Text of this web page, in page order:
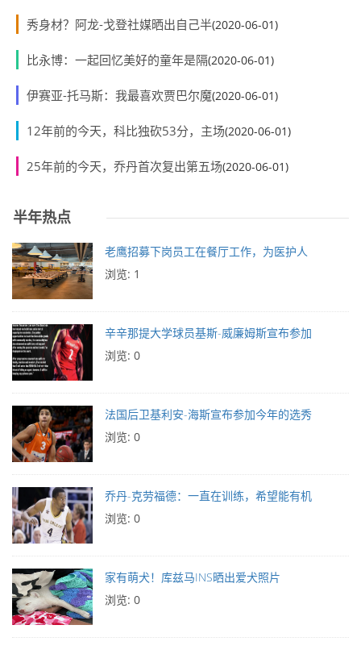
秀身材？阿龙-戈登社媒晒出自己半(2020-06-01)
比永博：一起回忆美好的童年是隔(2020-06-01)
伊赛亚-托马斯：我最喜欢贾巴尔魔(2020-06-01)
12年前的今天，科比独砍53分，主场(2020-06-01)
25年前的今天，乔丹首次复出第五场(2020-06-01)
半年热点
老鹰招募下岗员工在餐厅工作，为医护人
浏览: 1
辛辛那提大学球员基斯-威廉姆斯宣布参加
浏览: 0
法国后卫基利安-海斯宣布参加今年的选秀
浏览: 0
乔丹-克劳福德：一直在训练，希望能有机
浏览: 0
家有萌犬！库兹马INS晒出爱犬照片
浏览: 0